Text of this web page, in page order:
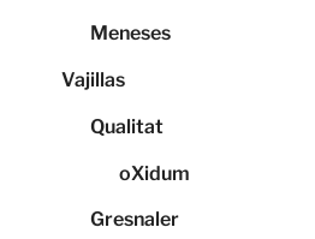
Meneses
Vajillas
Qualitat
oXidum
Gresnaler